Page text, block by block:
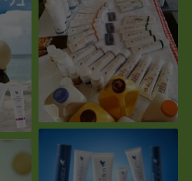
מוצרים להגנה על העור